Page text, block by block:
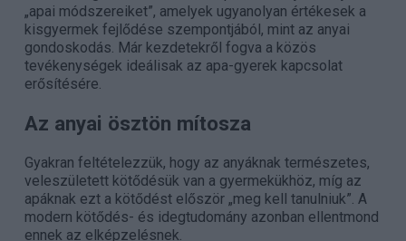
„apai módszereiket”, amelyek ugyanolyan értékesek a
kisgyermek fejlődése szempontjából, mint az anyai
gondoskodás. Már kezdetekről fogva a közös
tevékenységek ideálisak az apa-gyerek kapcsolat
erősítésére.
Az anyai ösztön mítosza
Gyakran feltételezzük, hogy az anyáknak természetes,
veleszületett kötődésük van a gyermekükhöz, míg az
apáknak ezt a kötődést először „meg kell tanulniuk”. A
modern kötődés- és idegtudomány azonban ellentmond
ennek az elképzelésnek.